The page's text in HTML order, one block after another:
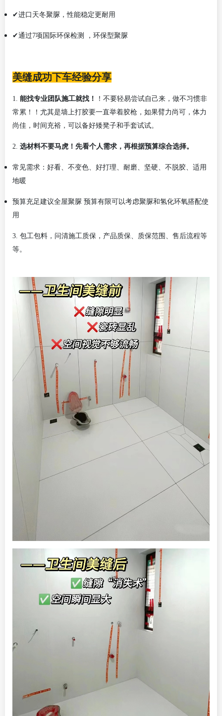
✔进口天冬聚脲，性能稳定更耐用
✔通过7项国际环保检测 ，环保型聚脲
美缝成功下车经验分享
1. 能找专业团队施工就找！
！不要轻易尝试自己来，做不习惯非
常累！！尤其是墙上打胶要一直举着胶枪，如果臂力尚可，体力
尚佳，时间充裕，可以备好矮凳子和手套试试。
2. 选材料不要马虎！先看个人需求，再根据预算综合选择。
常见需求：好看、不变色、好打理、耐磨、坚硬、不脱胶、适用
地暖
预算充足建议全屋聚脲 预算有限可以考虑聚脲和氢化环氧搭配使
用
3. 包工包料，问清施工质保，产品质保、质保范围、售后流程等
等。